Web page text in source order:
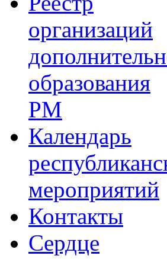
организаций
образования
РМ
Календарь
мероприятий
Контакты
Сердце